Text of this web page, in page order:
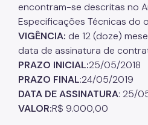
encontram-se descritas no
Especificações Técnicas do
VIGÊNCIA: de 12 (doze)
data de assinatura de
PRAZO INICIAL:25/05/2018
PRAZO FINAL:24/05/2019
DATA DE ASSINATURA: 25/
VALOR:R$ 9.000,00